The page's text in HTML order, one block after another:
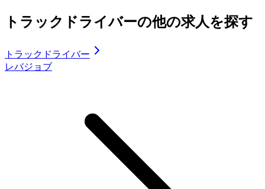
トラックドライバーの他の求人を探す
トラックドライバー
レバジョブ